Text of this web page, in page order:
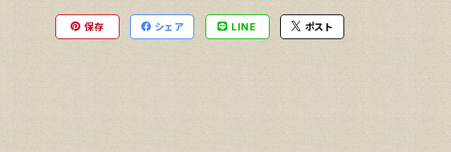
保存 シェア LINE ポスト